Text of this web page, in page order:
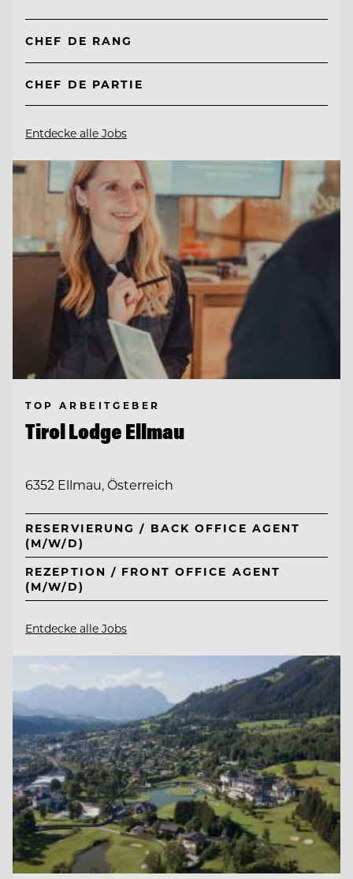
CHEF DE RANG
CHEF DE PARTIE
Entdecke alle Jobs
TOP ARBEITGEBER
Tirol Lodge Ellmau
6352 Ellmau, Österreich
RESERVIERUNG / BACK OFFICE AGENT
(M/W/D)
REZEPTION / FRONT OFFICE AGENT
(M/W/D)
Entdecke alle Jobs